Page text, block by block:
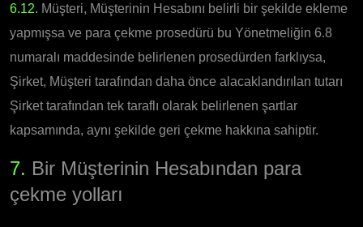
6.12. Müşteri, Müşterinin Hesabını belirli bir şekilde ekleme
yapmışsa ve para çekme prosedürü bu Yönetmeliğin 6.8
numaralı maddesinde belirlenen prosedürden farklıysa,
Şirket, Müşteri tarafından daha önce alacaklandırılan tutarı
Şirket tarafından tek taraflı olarak belirlenen şartlar
kapsamında, aynı şekilde geri çekme hakkına sahiptir.
7. Bir Müşterinin Hesabından para
çekme yolları